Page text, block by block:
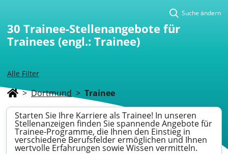
Alle Filter
Suche ändern
30 Trainee-Stellenangebote für
Trainees (engl.: Trainee)
> Dortmund > Trainee
Starten Sie Ihre Karriere als Trainee! In unseren
Stellenanzeigen finden Sie spannende Angebote für
Trainee-Programme, die Ihnen den Einstieg in
verschiedene Berufsfelder ermöglichen und Ihnen
wertvolle Erfahrungen sowie Wissen vermitteln.